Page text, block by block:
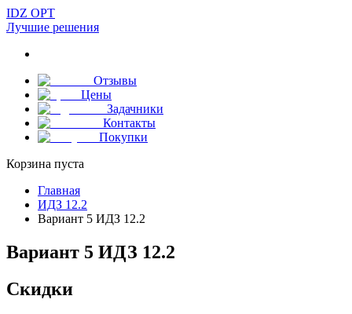
IDZ OPT
Лучшие решения
Отзывы
Цены
Задачники
Контакты
Покупки
Корзина пуста
Главная
ИДЗ 12.2
Вариант 5 ИДЗ 12.2
Вариант 5 ИДЗ 12.2
Скидки